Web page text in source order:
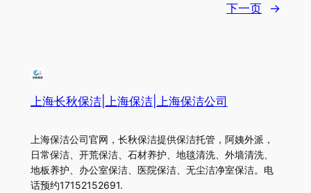
下一页 →
上海长秋保洁|上海保洁|上海保洁公司
上海保洁公司官网，长秋保洁提供保洁托管，阿姨外派，
日常保洁、开荒保洁、石材养护、地毯清洗、外墙清洗、
地板养护、办公室保洁、医院保洁、无尘洁净室保洁。电
话预约17152152691.